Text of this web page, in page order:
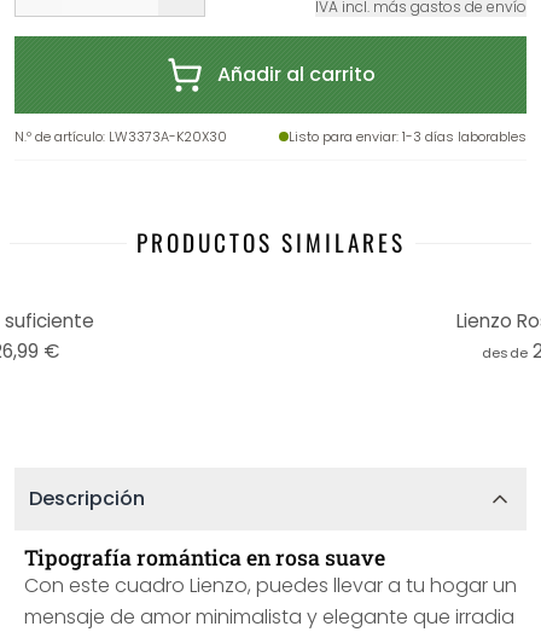
IVA incl. más gastos de envío
Añadir al carrito
N.º de artículo: LW3373A-K20X30 Listo para enviar: 1-3 días laborables
PRODUCTOS SIMILARES
suficiente
€
Lienzo
desde
Descripción
Tipografía romántica en rosa suave
Con este cuadro Lienzo, puedes llevar a tu hogar un
mensaje de amor minimalista y elegante que irradia